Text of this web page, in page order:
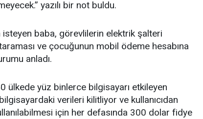
yazılı bir not buldu.
isteyen baba, görevlilerin elektrik şalteri
ve çocuğunun mobil ödeme hesabına
anladı.
ülkede yüz binlerce bilgisayarı etkileyen
verileri kilitliyor ve kullanıcıdan
için her defasında 300 dolar fidye